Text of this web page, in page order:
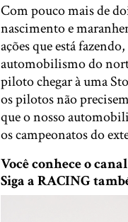
Com pouco mais de
nascimento e
ações que está
automobilismo do
piloto chegar à uma
os pilotos não
que o nosso
os campeonatos do
Você conhece o
Siga a RACING